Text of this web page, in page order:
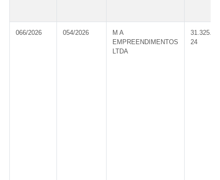
066/2026 054/2026
M A
EMPREENDIMENTOS
LTDA
24